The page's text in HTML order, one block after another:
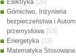
Elektryka [20]
Górnictwo, Inżynieria
bezpieczeństwa i
przemysłowa [53]
Energetyka [12]
Matematyka Stosowana